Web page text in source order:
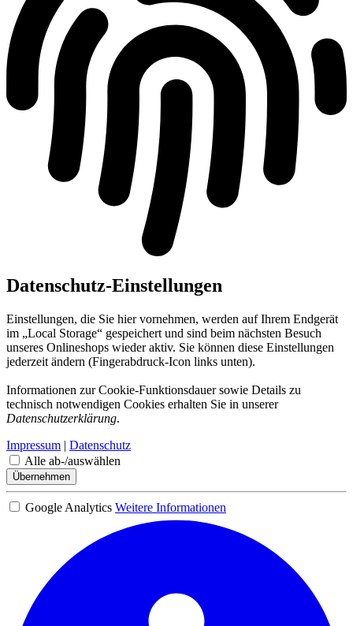
Datenschutz-Einstellungen
Einstellungen, die Sie hier vornehmen, werden auf Ihrem Endgerät
im „Local Storage“ gespeichert und sind beim nächsten Besuch
unseres Onlineshops wieder aktiv. Sie können diese Einstellungen
jederzeit ändern (Fingerabdruck-Icon links unten).
Informationen zur Cookie-Funktionsdauer sowie Details zu
technisch notwendigen Cookies erhalten Sie in unserer
Datenschutzerklärung.
Impressum | Datenschutz
Alle ab-/auswählen
Übernehmen
Google Analytics Weitere Informationen